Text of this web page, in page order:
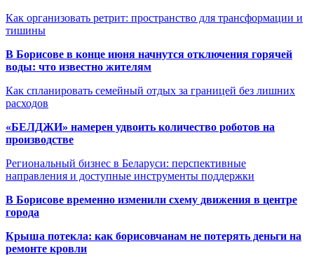
Как организовать ретрит: пространство для трансформации и
тишины
В Борисове в конце июня начнутся отключения горячей
воды: что известно жителям
Как спланировать семейный отдых за границей без лишних
расходов
«БЕЛДЖИ» намерен удвоить количество роботов на
производстве
Региональный бизнес в Беларуси: перспективные
направления и доступные инструменты поддержки
В Борисове временно изменили схему движения в центре
города
Крыша потекла: как борисовчанам не потерять деньги на
ремонте кровли